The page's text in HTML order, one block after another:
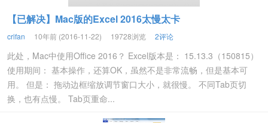
【已解决】Mac版的Excel 2016太慢太卡
crifan 10年前 (2016-11-22) 19728浏览 2评论
此处，Mac中使用Office 2016？ Excel版本是： 15.13.3（150815）
使用期间： 基本操作，还算OK，虽然不是非常流畅，但是基本可
用。 但是： 拖动边框缩放调节窗口大小，就很慢。 不同Tab页切
换，也有点慢。 Tab页重命...